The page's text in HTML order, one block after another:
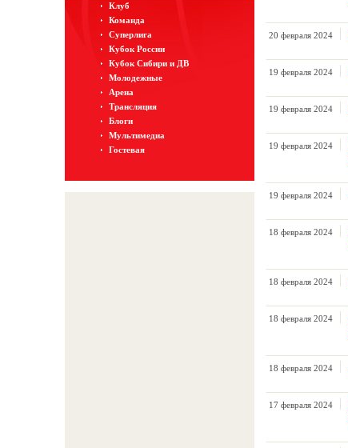
Клуб
Команда
Суперлига
Кубок России
Кубок Сибири и ДВ
Молодежные
Арена
Трансляция
Блоги
Мультимедиа
Гостевая
20 февраля 2024
19 февраля 2024
19 февраля 2024
19 февраля 2024
19 февраля 2024
18 февраля 2024
18 февраля 2024
18 февраля 2024
18 февраля 2024
17 февраля 2024